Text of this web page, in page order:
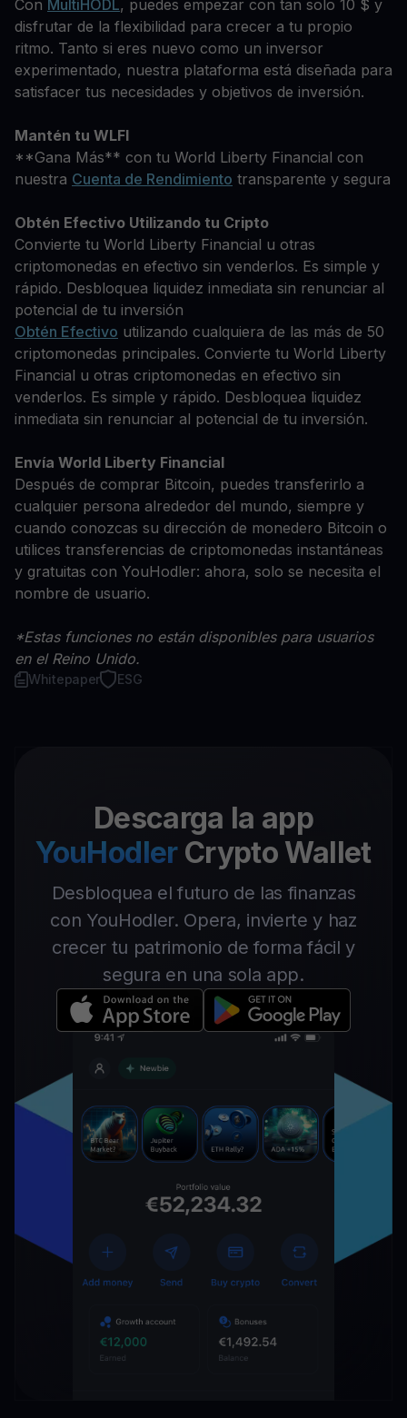
Con MultiHODL, puedes empezar con tan solo 10 $ y
disfrutar de la flexibilidad para crecer a tu propio
ritmo. Tanto si eres nuevo como un inversor
experimentado, nuestra plataforma está diseñada para
satisfacer tus necesidades y objetivos de inversión.
Mantén tu WLFI
**Gana Más** con tu World Liberty Financial con
nuestra Cuenta de Rendimiento transparente y segura
Obtén Efectivo Utilizando tu Cripto
Convierte tu World Liberty Financial u otras
criptomonedas en efectivo sin venderlos. Es simple y
rápido. Desbloquea liquidez inmediata sin renunciar al
potencial de tu inversión
Obtén Efectivo utilizando cualquiera de las más de 50
criptomonedas principales. Convierte tu World Liberty
Financial u otras criptomonedas en efectivo sin
venderlos. Es simple y rápido. Desbloquea liquidez
inmediata sin renunciar al potencial de tu inversión.
Envía World Liberty Financial
Después de comprar Bitcoin, puedes transferirlo a
cualquier persona alrededor del mundo, siempre y
cuando conozcas su dirección de monedero Bitcoin o
utilices transferencias de criptomonedas instantáneas
y gratuitas con YouHodler: ahora, solo se necesita el
nombre de usuario.
*Estas funciones no están disponibles para usuarios
en el Reino Unido.
Whitepaper ESG
Descarga la app
YouHodler Crypto Wallet
Desbloquea el futuro de las finanzas
con YouHodler. Opera, invierte y haz
crecer tu patrimonio de forma fácil y
segura en una sola app.